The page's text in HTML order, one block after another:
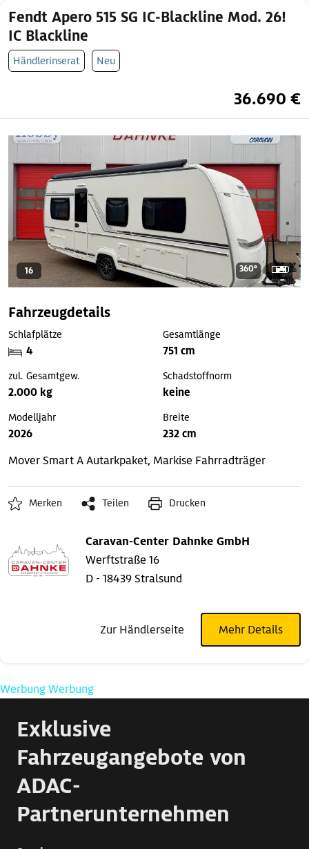
Fendt Apero 515 SG IC-Blackline Mod. 26!
IC Blackline
Händlerinserat Neu
36.690 €
16 360°
Fahrzeugdetails
Schlafplätze
4
Gesamtlänge
751 cm
zul. Gesamtgew.
2.000 kg
Schadstoffnorm
keine
Modelljahr
2026
Breite
232 cm
Mover Smart AAutarkpaket, Markise Fahrradträger
Merken Teilen Drucken
Caravan-Center Dahnke GmbH
Werftstraße 16
D - 18439 Stralsund
Zur Händlerseite Mehr Details
WerbungWerbung
Exklusive
Fahrzeugangebote von
ADAC-
Partnerunternehmen